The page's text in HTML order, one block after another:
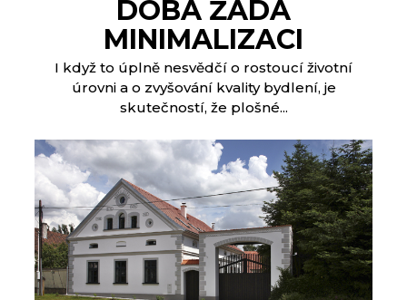
DOBA ŽÁDÁ
MINIMALIZACI
I když to úplně nesvědčí o rostoucí životní
úrovni a o zvyšování kvality bydlení, je
skutečností, že plošné...